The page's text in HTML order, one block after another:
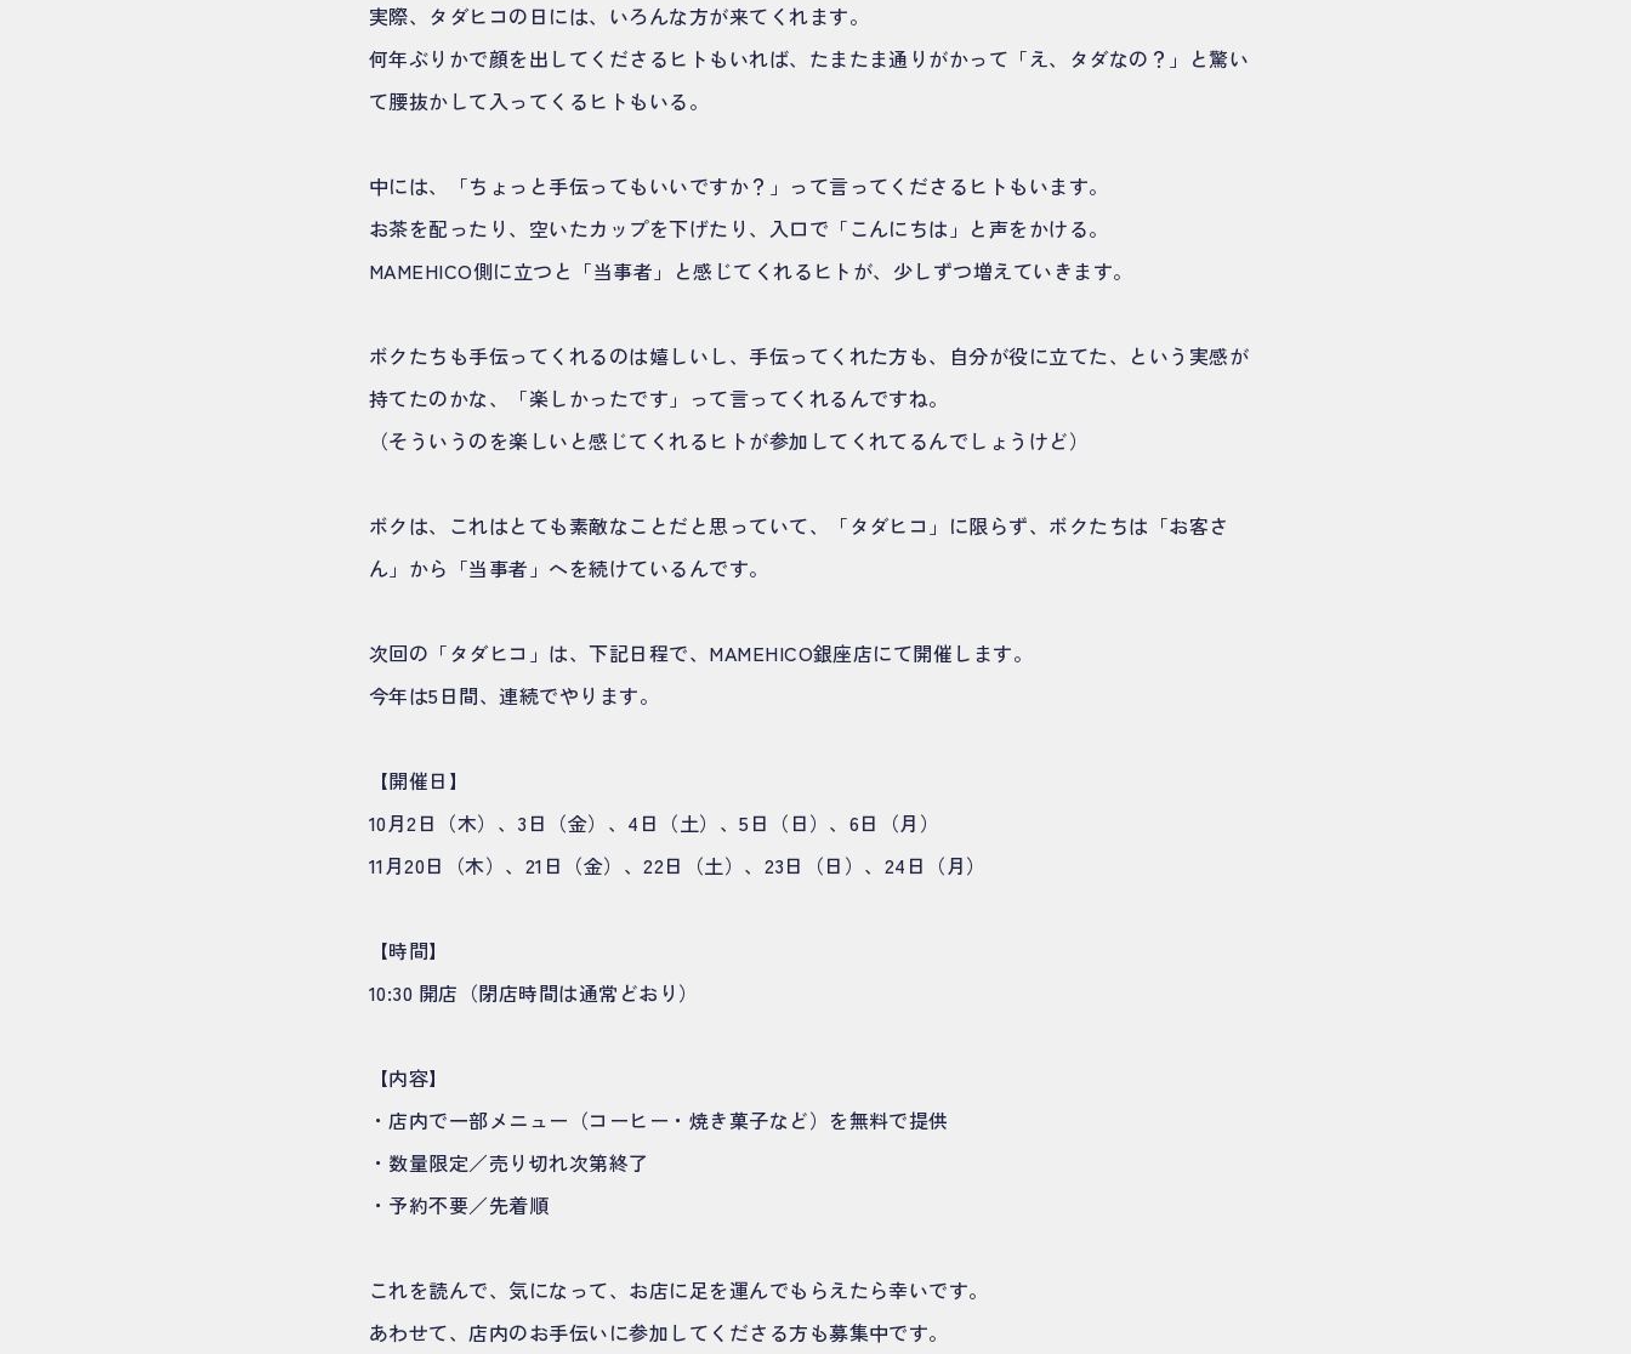
実際、タダヒコの日には、いろんな方が来てくれます。
何年ぶりかで顔を出してくださるヒトもいれば、たまたま通りがかって「え、タダなの？」と驚い
て腰抜かして入ってくるヒトもいる。
中には、「ちょっと手伝ってもいいですか？」って言ってくださるヒトもいます。
お茶を配ったり、空いたカップを下げたり、入口で「こんにちは」と声をかける。
MAMEHICO側に立つと「当事者」と感じてくれるヒトが、少しずつ増えていきます。
ボクたちも手伝ってくれるのは嬉しいし、手伝ってくれた方も、自分が役に立てた、という実感が
持てたのかな、「楽しかったです」って言ってくれるんですね。
（そういうのを楽しいと感じてくれるヒトが参加してくれてるんでしょうけど）
ボクは、これはとても素敵なことだと思っていて、「タダヒコ」に限らず、ボクたちは「お客さ
ん」から「当事者」へを続けているんです。
次回の「タダヒコ」は、下記日程で、MAMEHICO銀座店にて開催します。
今年は5日間、連続でやります。
【開催日】
10月2日（木）、3日（金）、4日（土）、5日（日）、6日（月）
11月20日（木）、21日（金）、22日（土）、23日（日）、24日（月）
【時間】
10:30 開店（閉店時間は通常どおり）
【内容】
・店内で一部メニュー（コーヒー・焼き菓子など）を無料で提供
・数量限定／売り切れ次第終了
・予約不要／先着順
これを読んで、気になって、お店に足を運んでもらえたら幸いです。
あわせて、店内のお手伝いに参加してくださる方も募集中です。